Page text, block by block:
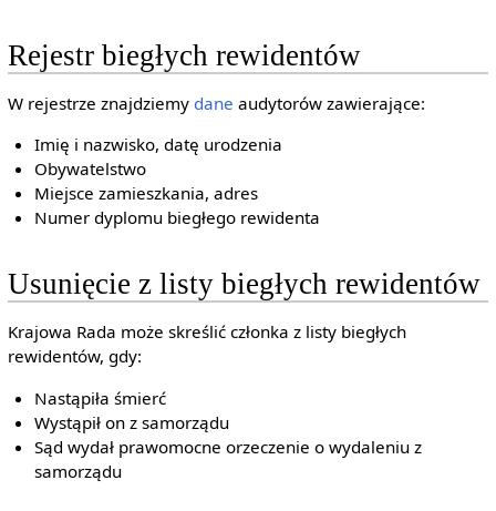
Rejestr biegłych rewidentów
W rejestrze znajdziemy dane audytorów zawierające:
Imię i nazwisko, datę urodzenia
Obywatelstwo
Miejsce zamieszkania, adres
Numer dyplomu biegłego rewidenta
Usunięcie z listy biegłych rewidentów
Krajowa Rada może skreślić członka z listy biegłych
rewidentów, gdy:
Nastąpiła śmierć
Wystąpił on z samorządu
Sąd wydał prawomocne orzeczenie o wydaleniu z
samorządu